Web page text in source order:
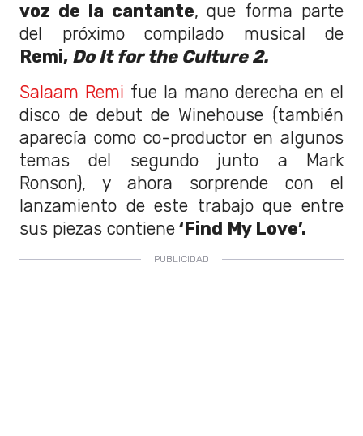
voz de la cantante, que forma parte
del próximo compilado musical de
Remi, Do It for the Culture 2.
Salaam Remi fue la mano derecha en el
disco de debut de Winehouse (también
aparecía como co-productor en algunos
temas del segundo junto a Mark
Ronson), y ahora sorprende con el
lanzamiento de este trabajo que entre
sus piezas contiene ‘Find My Love’.